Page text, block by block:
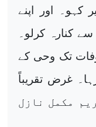
کہو۔ اور اپنے
کنارہ کرلو۔
تک وحی کے
غرض تقریباً
مکمل نازل